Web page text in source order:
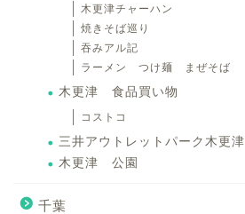
木更津チャーハン
焼きそば巡り
吞みアル記
ラーメン つけ麺 まぜそば
木更津 食品買い物
コストコ
三井アウトレットパーク木更津
木更津 公園
千葉